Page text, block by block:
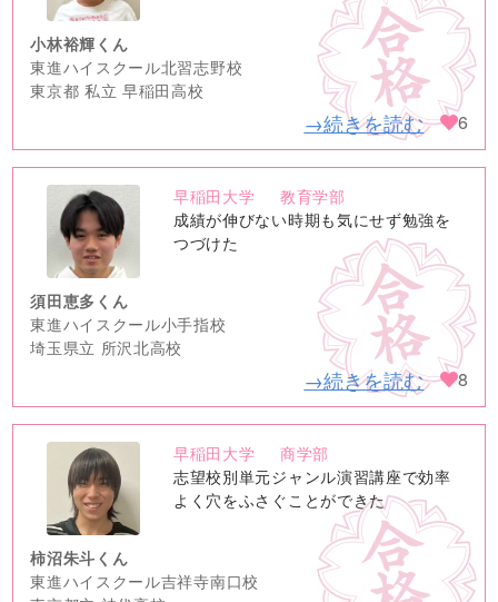
小林裕輝くん
東進ハイスクール北習志野校
東京都 私立 早稲田高校
→続きを読む 6
no
image
早稲田大学
教育学部
成績が伸びない時期も気にせず勉強を
つづけた
須田恵多くん
東進ハイスクール小手指校
埼玉県立 所沢北高校
→続きを読む 8
no
image
早稲田大学
商学部
志望校別単元ジャンル演習講座で効率
よく穴をふさぐことができた
柿沼朱斗くん
東進ハイスクール吉祥寺南口校